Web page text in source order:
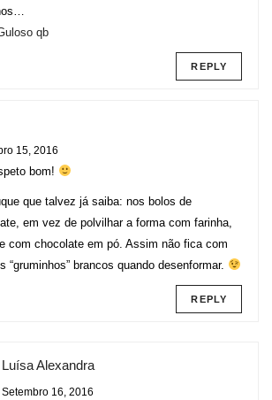
qb
REPLY
15, 2016
bom!
que talvez já saiba: nos bolos de
em vez de polvilhar a forma com farinha,
com chocolate em pó. Assim não fica com
“gruminhos” brancos quando desenformar.
REPLY
Luísa Alexandra
Setembro 16, 2016